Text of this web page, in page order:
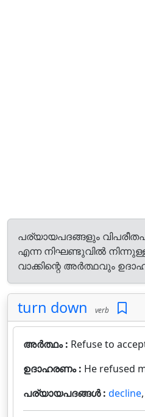
പര്യായപദങ്ങളും
എന്ന നിഘണ്ടുവിൽ
വാക്കിന്റെ അർത്ഥവും
turn down verb
അർത്ഥം : Refuse to
ഉദാഹരണം : He refused
പര്യായപദങ്ങൾ : decline,